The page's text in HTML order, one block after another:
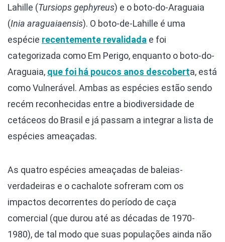
Lahille (Tursiops gephyreus) e o boto-do-Araguaia
(Inia araguaiaensis). O boto-de-Lahille é uma
espécie recentemente revalidada e foi
categorizada como Em Perigo, enquanto o boto-do-
Araguaia, que foi há poucos anos descoberta, está
como Vulnerável. Ambas as espécies estão sendo
recém reconhecidas entre a biodiversidade de
cetáceos do Brasil e já passam a integrar a lista de
espécies ameaçadas.
As quatro espécies ameaçadas de baleias-
verdadeiras e o cachalote sofreram com os
impactos decorrentes do período de caça
comercial (que durou até as décadas de 1970-
1980), de tal modo que suas populações ainda não